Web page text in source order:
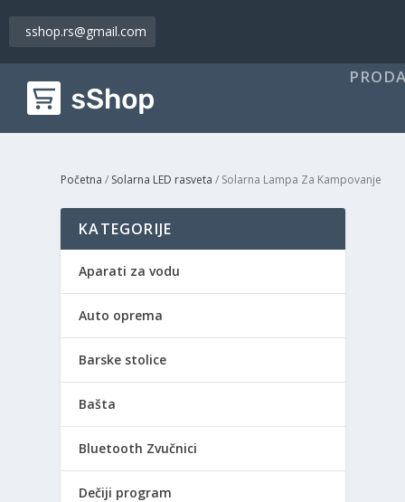
sshop.rs@gmail.com
Početna / Solarna LED rasveta / Solarna Lampa Za Kampovanje
KATEGORIJE
Aparati za vodu
Auto oprema
Barske stolice
Bašta
Bluetooth Zvučnici
Dečiji program